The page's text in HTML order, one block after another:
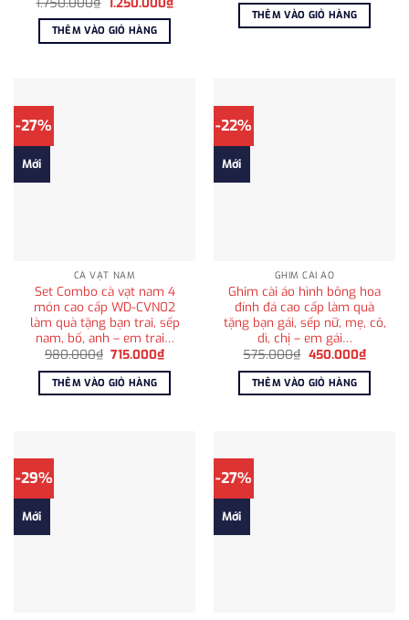
là:
1.750.000₫.
hiện
THÊM VÀO GIỎ HÀNG
là:
790.000₫.
tại
THÊM VÀO GIỎ HÀNG
-27%
Mới
CÀ VẠT NAM
Set Combo cà vạt nam 4
món cao cấp WD-CVN02
làm quà tặng bạn trai, sếp
nam, bố, anh – em trai…
980.000₫ Giá
là:
980.000₫.
715.000₫Giá
hiện
tại
715.000₫.
THÊM VÀO GIỎ HÀNG
-22%
Mới
GHIM CÀI ÁO
Ghim cài áo hình bông hoa
đính đá cao cấp làm quà
tặng bạn gái, sếp nữ, mẹ, cô,
dì, chị – em gái…
575.000₫ Giá
là:
575.000₫.
450.000₫Giá
hiện
tại
THÊM VÀO GIỎ HÀNG
-29%
Mới
-27%
Mới